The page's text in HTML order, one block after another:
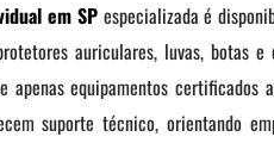
em SPespecializada é
auriculares, luvas, botas
equipamentos certificados
suporte técnico, orientando